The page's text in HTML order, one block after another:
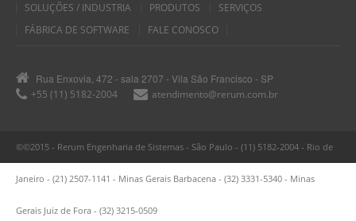
SOLUÇÕES / INDUSTRIA
PRODUTOS
SERVIÇOS
FÁBRICA DE SOFTWARE
FALE CONOSCO
Rua Enxovia, 472 - sala 2707 - Vila São Francisco - SP
+55 (11) 5182-2004
atendimento@rerum.com.br
©©2015 - Rerum Engenharia de Sistemas - São Paulo - (11) 5182-2004 - Rio de
Janeiro - (21) 2507-1141 - Minas Gerais Barbacena - (32) 3331-5340 - Minas
Gerais Juiz de Fora - (32) 3215-0509